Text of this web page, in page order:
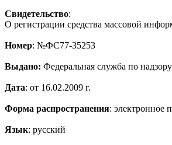
Свидетельство:
О регистрации средства массовой
Номер: №ФС77-35253
Выдано: Федеральная служба по
Дата: от 16.02.2009 г.
Форма распространения: электронное
Язык: русский